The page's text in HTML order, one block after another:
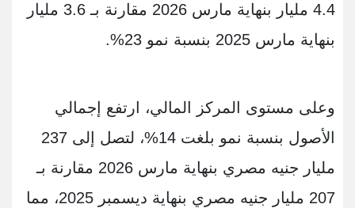
4.4 مليار بنهاية مارس 2026 مقارنة بـ 3.6 مليار
بنهاية مارس 2025 بنسبة نمو 23%.
وعلى مستوى المركز المالي، ارتفع إجمالي
الأصول بنسبة نمو بلغت 14%، لتصل إلى 237
مليار جنيه مصري بنهاية مارس 2026 مقارنة بـ
207 مليار جنيه مصري بنهاية ديسمبر 2025، مما